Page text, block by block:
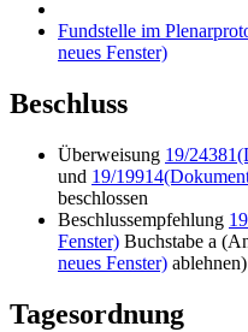
Fundstelle im
neues Fenster)
Beschluss
Überweisung 19/24381
und 19/19914
beschlossen
Beschlussempfehlung
Fenster) Buchstabe a
neues Fenster)
Tagesordnung